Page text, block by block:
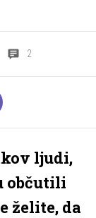
2
ljudi,
občutili
želite, da